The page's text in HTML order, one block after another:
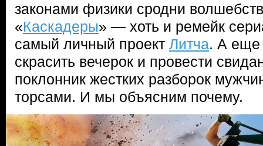
законами физики сродни
«Каскадеры» — хоть и ремейк
самый личный проект Литча. А еще
скрасить вечерок и провести
поклонник жестких разборок
торсами. И мы объясним почему.